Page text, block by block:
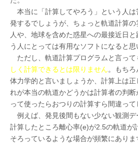
本当に「計算してやろう」という人は
発するでしょうが、ちょっと軌道計算
人や、地球を含めた惑星への最接近日
う人にとっては有用なソフトになると思
ただし、軌道計算プログラムと言って
しく計算できるとは限りません。もち
体力学的と言いましょうか、計算上は
れが本当の軌道かどうかは計算者の判
って使ったらおつりの計算すら間違って
例えば、発見後間もない少ない観測デ
計算したところ離心率(e)が2.5の軌道が
そろっているような場合が頻繁にあり